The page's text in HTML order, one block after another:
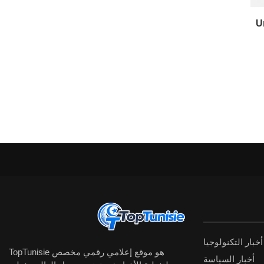
TopTunisie هو موقع إعلامي رقمي مخصص
أخبار التكنولوجيا
أخبار السياسة